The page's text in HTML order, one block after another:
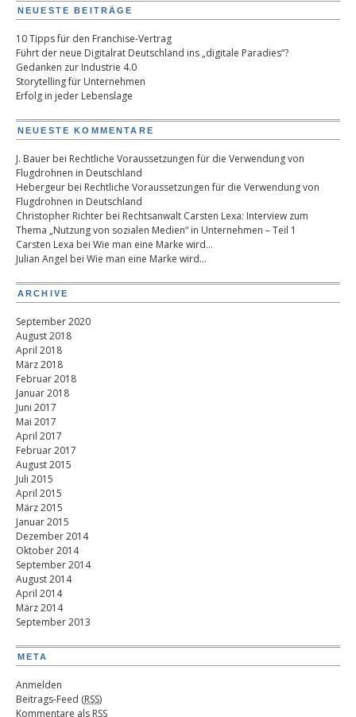
NEUESTE BEITRÄGE
10 Tipps für den Franchise-Vertrag
Führt der neue Digitalrat Deutschland ins „digitale Paradies“?
Gedanken zur Industrie 4.0
Storytelling für Unternehmen
Erfolg in jeder Lebenslage
NEUESTE KOMMENTARE
J. Bauer bei Rechtliche Voraussetzungen für die Verwendung von
Flugdrohnen in Deutschland
Hebergeur bei Rechtliche Voraussetzungen für die Verwendung von
Flugdrohnen in Deutschland
Christopher Richter bei Rechtsanwalt Carsten Lexa: Interview zum
Thema „Nutzung von sozialen Medien“ in Unternehmen – Teil 1
Carsten Lexa bei Wie man eine Marke wird…
Julian Angel bei Wie man eine Marke wird…
ARCHIVE
September 2020
August 2018
April 2018
März 2018
Februar 2018
Januar 2018
Juni 2017
Mai 2017
April 2017
Februar 2017
August 2015
Juli 2015
April 2015
März 2015
Januar 2015
Dezember 2014
Oktober 2014
September 2014
August 2014
April 2014
März 2014
September 2013
META
Anmelden
Beitrags-Feed (RSS)
Kommentare als RSS